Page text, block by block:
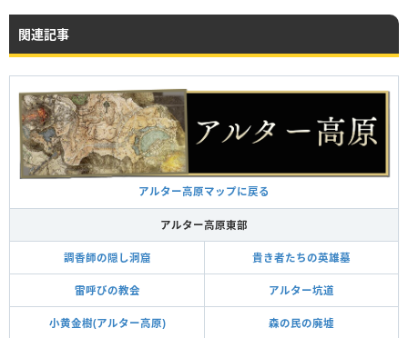
関連記事
アルター高原マップに戻る
アルター高原東部
調香師の隠し洞窟 貴き者たちの英雄墓
雷呼びの教会 アルター坑道
小黄金樹(アルター高原) 森の民の廃墟